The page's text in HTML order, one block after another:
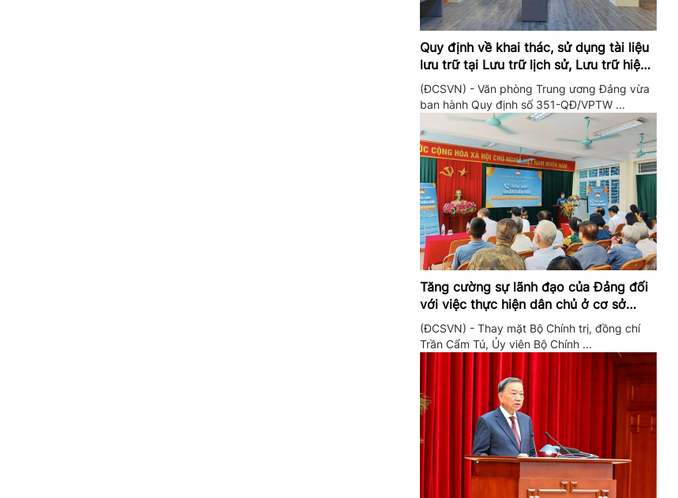
Quy định về khai thác, sử dụng tài liệu
lưu trữ tại Lưu trữ lịch sử, Lưu trữ hiện
hành của Trung ương Đảng và Văn
phòng Trung ương Đảng
(ĐCSVN) - Văn phòng Trung ương Đảng vừa
ban hành Quy định số 351-QĐ/VPTW ...
Tăng cường sự lãnh đạo của Đảng đối
với việc thực hiện dân chủ ở cơ sở
trong giai đoạn mới
(ĐCSVN) - Thay mặt Bộ Chính trị, đồng chí
Trần Cẩm Tú, Ủy viên Bộ Chính ...